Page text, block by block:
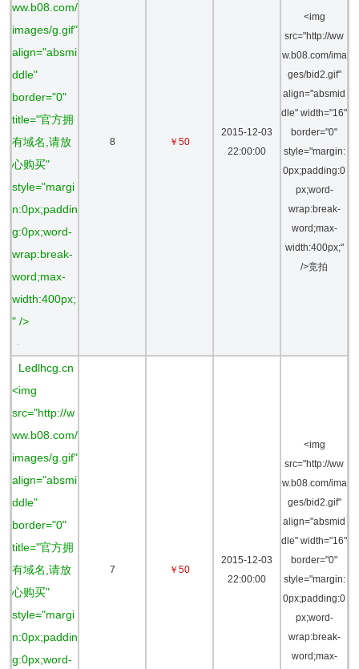
ww.b08.com/
images/g.gif"
align="absmi
ddle"
border="0"
title="官方拥
有域名,请放
心购买"
style="margi
n:0px;paddin
g:0px;word-
wrap:break-
word;max-
width:400px;
" />
-
8 ￥50
2015-12-03
22:00:00
<img
src="http://ww
w.b08.com/ima
ges/bid2.gif"
align="absmid
dle" width="16"
border="0"
style="margin:
0px;padding:0
px;word-
wrap:break-
word;max-
width:400px;"
/>竞拍
Ledlhcg.cn
<img
src="http://w
ww.b08.com/
images/g.gif"
align="absmi
ddle"
border="0"
title="官方拥
有域名,请放
心购买"
style="margi
n:0px;paddin
g:0px;word-
7 ￥50
2015-12-03
22:00:00
<img
src="http://ww
w.b08.com/ima
ges/bid2.gif"
align="absmid
dle" width="16"
border="0"
style="margin:
0px;padding:0
px;word-
wrap:break-
word;max-